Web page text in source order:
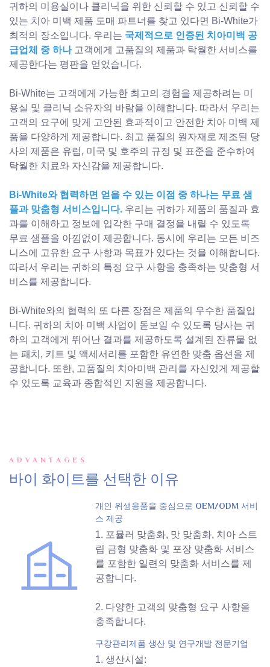
귀하의 미용실이나 클리닉을 위한 신뢰할 수 있고 신뢰할 수
있는 치아 미백 제품 도매 파트너를 찾고 있다면 Bi-White가
최적의 장소입니다. 우리는 국제적으로 인증된 치아미백 공
급업체 중 하나 고객에게 고품질의 제품과 탁월한 서비스를
제공한다는 평판을 얻었습니다.
Bi-White는 고객에게 가능한 최고의 경험을 제공하려는 미
용실 및 클리닉 소유자의 바람을 이해합니다. 따라서 우리는
고객의 요구에 맞게 고안된 효과적이고 안전한 치아 미백 제
품을 다양하게 제공합니다. 최고 품질의 원자재로 제조된 당
사의 제품은 유럽, 미국 및 호주의 규정 및 표준을 준수하여
탁월한 치료와 자신감을 제공합니다.
Bi-White와 협력하면 얻을 수 있는 이점 중 하나는 무료 샘
플과 맞춤형 서비스입니다. 우리는 귀하가 제품의 품질과 효
과를 이해하고 정보에 입각한 구매 결정을 내릴 수 있도록
무료 샘플을 아낌없이 제공합니다. 동시에 우리는 모든 비즈
니스에 고유한 요구 사항과 목표가 있다는 것을 이해합니다.
따라서 우리는 귀하의 특정 요구 사항을 충족하는 맞춤형 서
비스를 제공합니다.
Bi-White와의 협력의 또 다른 장점은 제품의 우수한 품질입
니다. 귀하의 치아 미백 사업이 돋보일 수 있도록 당사는 귀
하의 고객에게 뛰어난 결과를 제공하도록 설계된 잔류물 없
는 패치, 키트 및 액세서리를 포함한 유연한 맞춤 옵션을 제
공합니다. 또한, 고품질의 치아미백 관리를 자신있게 제공할
수 있도록 교육과 종합적인 지원을 제공합니다.
ADVANTAGES
바이 화이트를 선택한 이유
개인 위생용품을 중심으로 OEM/ODM 서비
스 제공
1. 포뮬러 맞춤화, 맛 맞춤화, 치아 스트
립 금형 맞춤화 및 포장 맞춤화 서비스
를 포함한 일련의 맞춤화 서비스를 제
공합니다.
2. 다양한 고객의 맞춤형 요구 사항을
충족합니다.
구강관리제품 생산 및 연구개발 전문기업
1. 생산시설: